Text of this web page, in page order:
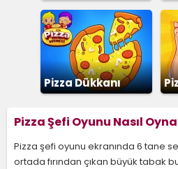
Pizza Dükkanı
Pizza Şefi Oyunu Nasıl
Pizza şefi oyunu ekranında 6 tane
ortada fırından çıkan büyük tabak